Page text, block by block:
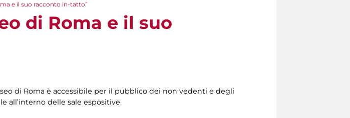
e il suo racconto in-tatto”
di Roma e il suo
di Roma è accessibile per il pubblico dei non vedenti e degli
all’interno delle sale espositive.